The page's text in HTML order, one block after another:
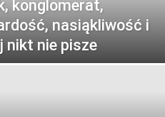
konglomerat,
nasiąkliwość i
nikt nie pisze